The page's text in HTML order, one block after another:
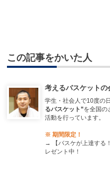
この記事をかいた人
考えるバスケットの
学生・社会人で10度の
るバスケット”を全国の
活動を行っています。
※ 期間限定！
→
【バスケが上達する
レゼント中！